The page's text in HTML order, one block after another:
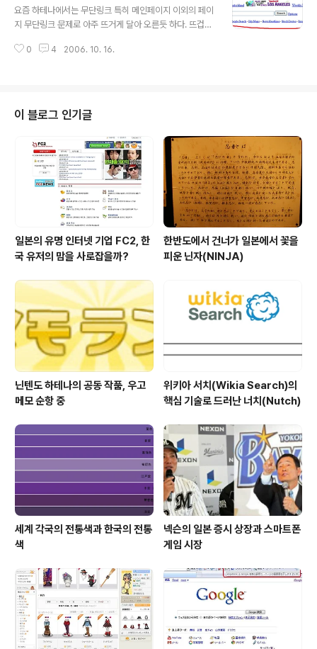
한 사이버 공간의 악순환에 대응하는 대처수단으로서 요즘
일본의 블로그스피어에서 화제가 되고 있는것으로 "스루료
목을 받고 있다. "흘려 넘기는 힘(스루료쿠)"은 일본산 오픈
요즘 하테나에서는 무단링크 특히 메인페이지 이외의 페이
지 무단링크 문제로 아주 뜨거게 달아 오른듯 하다. 뜨겁게
ド > 無断リンク 발단이 된 사이트 Yoko's Blog リン
하는 분에, 강제의무입니다. リンクはすべてサイトのT
OPに貼るのが礼儀だと深く受け止めているからで
す。 링크는 모두 사이트의 TOP에 거는것이 예의라고 엄
숙히 숙지하고 있기 때문입니다. それが、リンク先を管
理する方の為にもなると私は信じます。 그것이, 링
크된 곳을 관리하는 분을 위한것이라고 나는 믿습니다. で
すがあなた達のブックマークの利用の仕方は..
0 4 2006. 10. 16.
이 블로그 인기글
일본의 유명 인터넷 기업 FC2, 한
국 유저의 맘을 사로잡을까?
한반도에서 건너가 일본에서 꽃을
피운 닌자(NINJA)
닌텐도 하테나의 공동 작품, 우고
메모 순항 중
위키아 서치(Wikia Search)의
핵심 기술로 드러난 너치(Nutch)
세계 각국의 전통색과 한국의 전통
색
넥슨의 일본 증시 상장과 스마트폰
게임 시장